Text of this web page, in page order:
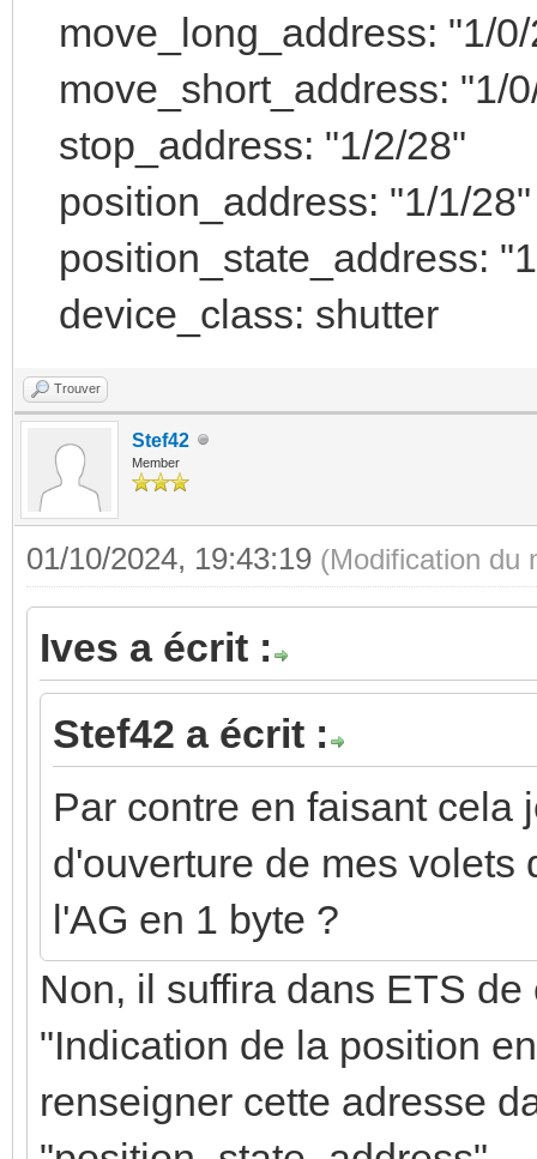
move_long_address: "1/
move_short_address: "1/
stop_address: "1/2/28"
position_address: "1/1/28"
position_state_address:
device_class: shutter
Trouver
Stef42
Member
01/10/2024, 19:43:19 (Modification du
Ives a écrit :
Stef42 a écrit :
Par contre en faisant cela
d'ouverture de mes volets
l'AG en 1 byte ?
Non, il suffira dans ETS
"Indication de la position
renseigner cette adresse